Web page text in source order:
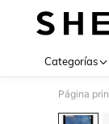
Categorías
Página